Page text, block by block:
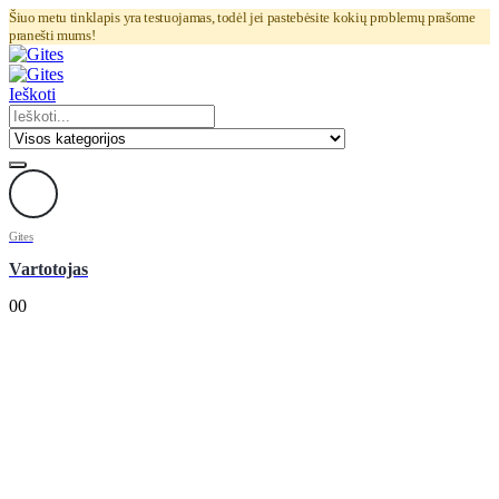
Šiuo metu tinklapis yra testuojamas, todėl jei pastebėsite kokių problemų prašome
pranešti mums!
Ieškoti
Gites
Vartotojas
00